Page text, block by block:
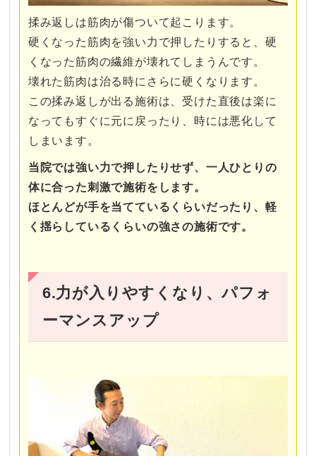
揉み返しは筋肉が傷ついて起こります。
硬くなった筋肉を強い力で押したりすると、硬
くなった筋肉の繊維が壊れてしまうんです。
壊れた筋肉は治る時にさらに硬くなります。
この揉み返しが出る施術は、受けた直後は楽に
なってもすぐに元に戻ったり、時には悪化して
しまいます。
当院では強い力で押したりせず、一人ひとりの
体に合った刺激で施術をします。
ほとんどが手を当てているくらいだったり、軽
く揺らしているくらいの強さの施術です。
6.力が入りやすくなり、パフォ
ーマンスアップ